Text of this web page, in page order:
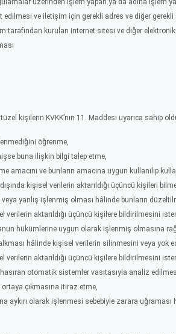
üzerinden işlem yapan ya da adına işlem
edilmesi ve iletişim için gerekli adres ve diğer
tarafından kurulan internet sitesi ve diğer
kişilerin KVKK’nın 11. Maddesi uyarıca sahip
öğrenme,
buna ilişkin bilgi talep etme,
amacını ve bunların amacına uygun kullanılıp
kişisel verilerin aktarıldığı üçüncü kişileri
yanlış işlenmiş olması hâlinde bunların
verilerin aktarıldığı üçüncü kişilere bildirilmesini
hükümlerine uygun olarak işlenmiş olmasına
hâlinde kişisel verilerin silinmesini veya yok
verilerin aktarıldığı üçüncü kişilere bildirilmesini
otomatik sistemler vasıtasıyla analiz
çıkmasına itiraz etme,
aykırı olarak işlenmesi sebebiyle zarara